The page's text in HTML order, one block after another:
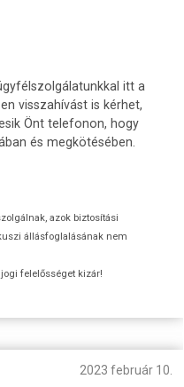
itt a
visszahívást is kérhet,
Önt telefonon, hogy
és megkötésében.
azok biztosítási
állásfoglalásának nem
felelősséget kizár!
2023 február 10.